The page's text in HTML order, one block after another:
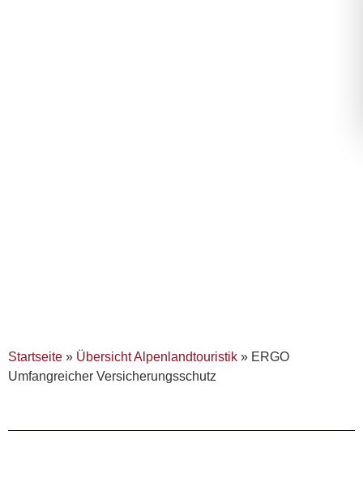
Startseite » Übersicht Alpenlandtouristik » ERGO
Umfangreicher Versicherungsschutz